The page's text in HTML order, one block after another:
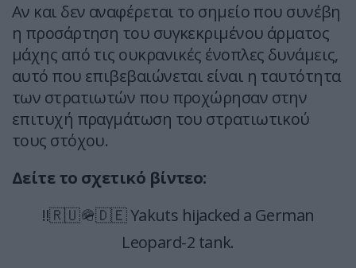
Αν και δεν αναφέρεται το σημείο που συνέβη
η προσάρτηση του συγκεκριμένου άρματος
μάχης από τις ουκρανικές ένοπλες δυνάμεις,
αυτό που επιβεβαιώνεται είναι η ταυτότητα
των στρατιωτών που προχώρησαν στην
επιτυχή πραγμάτωση του στρατιωτικού
τους στόχου.
Δείτε το σχετικό βίντεο:
‼️🇷🇺🪖🇩🇪 Yakuts hijacked a German
Leopard-2 tank.